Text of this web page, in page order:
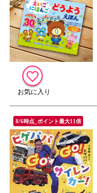
8/6時点_ポイント最大11倍